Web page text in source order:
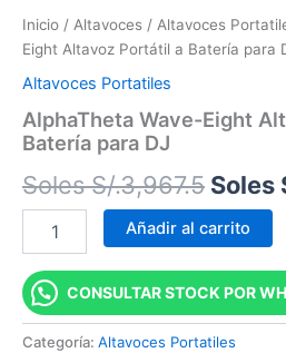
Inicio / Altavoces / Altavoces
Eight Altavoz Portátil a Batería para
Altavoces Portatiles
AlphaTheta Wave-Eight
Batería para DJ
Soles S/.3,967.5 Soles
Añadir al carrito
CONSULTAR STOCK POR
Categoría: Altavoces Portatiles